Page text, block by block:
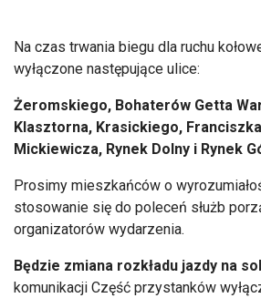
Na czas trwania biegu dla ruchu
wyłączone następujące ulice:
Żeromskiego, Bohaterów Getta
Klasztorna, Krasickiego, Franciszka
Mickiewicza, Rynek Dolny i Rynek
Prosimy mieszkańców o wyrozumia
stosowanie się do poleceń służb
organizatorów wydarzenia.
Będzie zmiana rozkładu jazdy na
komunikacji Część przystanków wy